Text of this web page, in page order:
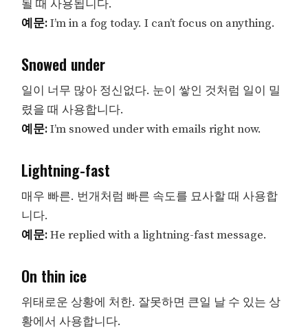
될 때 사용됩니다.
예문:I’m in a fog today. I can’t focus on anything.
Snowed under
일이 너무 많아 정신없다. 눈이 쌓인 것처럼 일이 밀
렸을 때 사용합니다.
예문:I’m snowed under with emails right now.
Lightning-fast
매우 빠른. 번개처럼 빠른 속도를 묘사할 때 사용합
니다.
예문:He replied with a lightning-fast message.
On thin ice
위태로운 상황에 처한. 잘못하면 큰일 날 수 있는 상
황에서 사용합니다.